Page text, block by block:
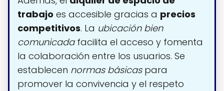
trabajo es accesible gracias a precios
competitivos. La ubicación bien
comunicadafacilita el acceso y fomenta
la colaboración entre los usuarios. Se
establecen normas básicaspara
promover la convivencia y el respeto